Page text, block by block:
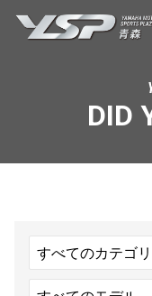
DID